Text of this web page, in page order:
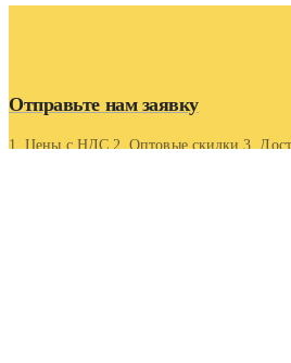
Отправьте нам заявку
1. Цены с НДС 2. Оптовые скидки 3.